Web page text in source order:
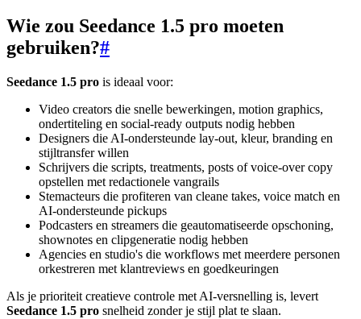
Wie zou Seedance 1.5 pro moeten
gebruiken?#
Seedance 1.5 pro is ideaal voor:
Video creators die snelle bewerkingen, motion graphics,
ondertiteling en social-ready outputs nodig hebben
Designers die AI-ondersteunde lay-out, kleur, branding en
stijltransfer willen
Schrijvers die scripts, treatments, posts of voice-over copy
opstellen met redactionele vangrails
Stemacteurs die profiteren van cleane takes, voice match en
AI-ondersteunde pickups
Podcasters en streamers die geautomatiseerde opschoning,
shownotes en clipgeneratie nodig hebben
Agencies en studio's die workflows met meerdere personen
orkestreren met klantreviews en goedkeuringen
Als je prioriteit creatieve controle met AI-versnelling is, levert
Seedance 1.5 pro snelheid zonder je stijl plat te slaan.